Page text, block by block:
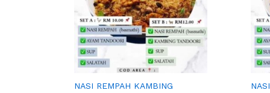
NASI REMPAH KAMBING
KRU KITCHEN KRU